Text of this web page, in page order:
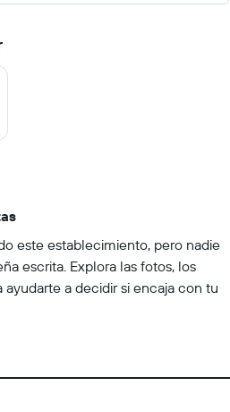
este establecimiento, pero nadie
escrita. Explora las fotos, los
a decidir si encaja con tu